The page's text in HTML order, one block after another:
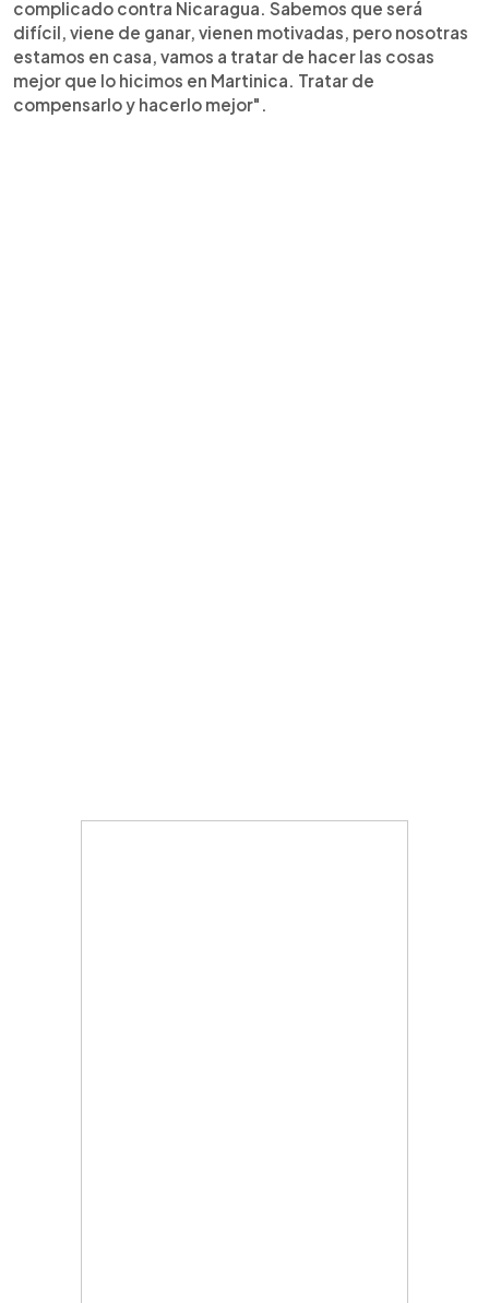
complicado contra Nicaragua. Sabemos que será
difícil, viene de ganar, vienen motivadas, pero nosotras
estamos en casa, vamos a tratar de hacer las cosas
mejor que lo hicimos en Martinica. Tratar de
compensarlo y hacerlo mejor".